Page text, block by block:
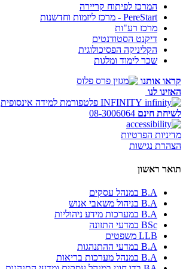
המרכז לפיתוח קריירה
PereStart - מרכז ליזמות וחדשנות
מרכז רע"ות
דיקנט הסטודנטים
הקליניקה הפסיכולוגית
שכר לימוד ומלגות
קראו אותנו
האזינו לנו
INFINITY פלטפורמת למידה אינסופית
לשיחת חינם 08-3006064
מדיניות הפרטיות
הצהרת נגישות
תואר ראשון
B.A במנהל עסקים
B.A בניהול משאבי אנוש
B.A במערכות מידע ניהוליות
BSc במדעי התזונה
LLB משפטים
B.A במדעי ההתנהגות
B.A במנהל מערכות בריאות